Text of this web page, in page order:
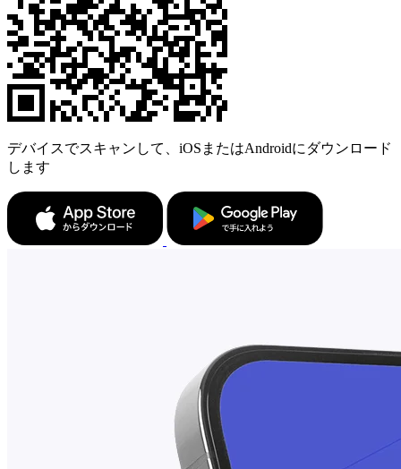
デバイスでスキャンして、iOSまたはAndroidにダウンロード
します